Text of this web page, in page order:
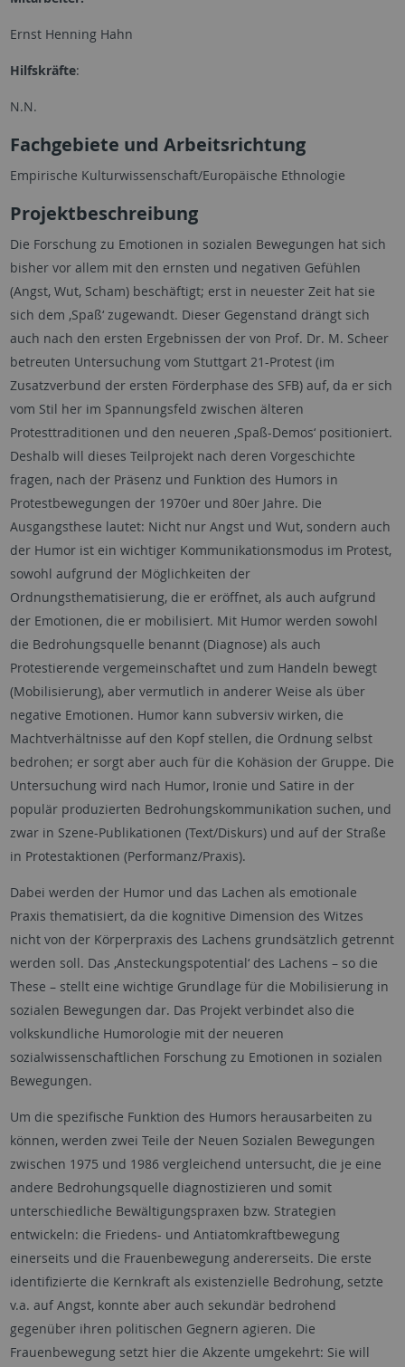
Ernst Henning Hahn
Hilfskräfte:
N.N.
Fachgebiete und Arbeitsrichtung
Empirische Kulturwissenschaft/Europäische Ethnologie
Projektbeschreibung
Die Forschung zu Emotionen in sozialen Bewegungen hat sich
bisher vor allem mit den ernsten und negativen Gefühlen
(Angst, Wut, Scham) beschäftigt; erst in neuester Zeit hat sie
sich dem ‚Spaß‘ zugewandt. Dieser Gegenstand drängt sich
auch nach den ersten Ergebnissen der von Prof. Dr. M. Scheer
betreuten Untersuchung vom Stuttgart 21-Protest (im
Zusatzverbund der ersten Förderphase des SFB) auf, da er sich
vom Stil her im Spannungsfeld zwischen älteren
Protesttraditionen und den neueren ‚Spaß-Demos‘ positioniert.
Deshalb will dieses Teilprojekt nach deren Vorgeschichte
fragen, nach der Präsenz und Funktion des Humors in
Protestbewegungen der 1970er und 80er Jahre. Die
Ausgangsthese lautet: Nicht nur Angst und Wut, sondern auch
der Humor ist ein wichtiger Kommunikationsmodus im Protest,
sowohl aufgrund der Möglichkeiten der
Ordnungsthematisierung, die er eröffnet, als auch aufgrund
der Emotionen, die er mobilisiert. Mit Humor werden sowohl
die Bedrohungsquelle benannt (Diagnose) als auch
Protestierende vergemeinschaftet und zum Handeln bewegt
(Mobilisierung), aber vermutlich in anderer Weise als über
negative Emotionen. Humor kann subversiv wirken, die
Machtverhältnisse auf den Kopf stellen, die Ordnung selbst
bedrohen; er sorgt aber auch für die Kohäsion der Gruppe. Die
Untersuchung wird nach Humor, Ironie und Satire in der
populär produzierten Bedrohungskommunikation suchen, und
zwar in Szene-Publikationen (Text/Diskurs) und auf der Straße
in Protestaktionen (Performanz/Praxis).
Dabei werden der Humor und das Lachen als emotionale
Praxis thematisiert, da die kognitive Dimension des Witzes
nicht von der Körperpraxis des Lachens grundsätzlich getrennt
werden soll. Das ‚Ansteckungspotential‘ des Lachens – so die
These – stellt eine wichtige Grundlage für die Mobilisierung in
sozialen Bewegungen dar. Das Projekt verbindet also die
volkskundliche Humorologie mit der neueren
sozialwissenschaftlichen Forschung zu Emotionen in sozialen
Bewegungen.
Um die spezifische Funktion des Humors herausarbeiten zu
können, werden zwei Teile der Neuen Sozialen Bewegungen
zwischen 1975 und 1986 vergleichend untersucht, die je eine
andere Bedrohungsquelle diagnostizieren und somit
unterschiedliche Bewältigungspraxen bzw. Strategien
entwickeln: die Friedens- und Antiatomkraftbewegung
einerseits und die Frauenbewegung andererseits. Die erste
identifizierte die Kernkraft als existenzielle Bedrohung, setzte
v.a. auf Angst, konnte aber auch sekundär bedrohend
gegenüber ihren politischen Gegnern agieren. Die
Frauenbewegung setzt hier die Akzente umgekehrt: Sie will